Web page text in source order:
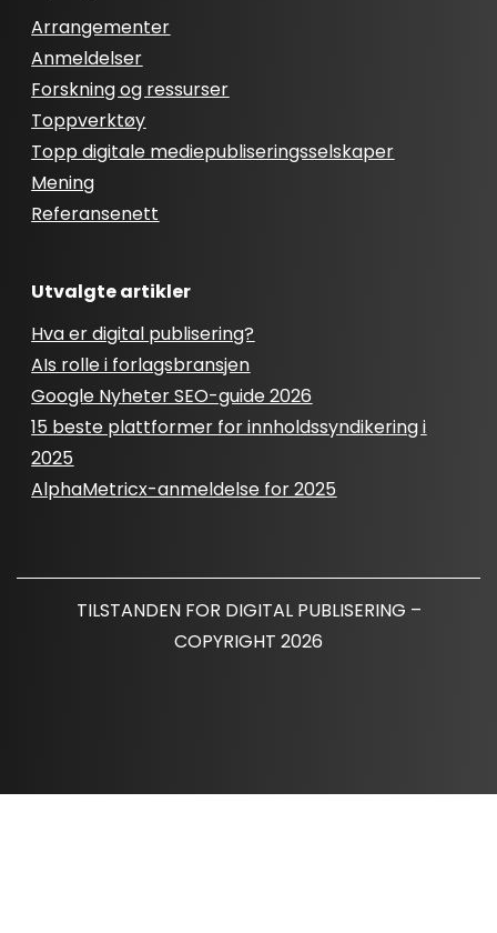
Arrangementer
Anmeldelser
Forskning og ressurser
Toppverktøy
Topp digitale mediepubliseringsselskaper
Mening
Referansenett
Utvalgte artikler
Hva er digital publisering?
AIs rolle i forlagsbransjen
Google Nyheter SEO-guide 2026
15 beste plattformer for innholdssyndikering i
2025
AlphaMetricx-anmeldelse for 2025
TILSTANDEN FOR DIGITAL PUBLISERING –
COPYRIGHT 2026